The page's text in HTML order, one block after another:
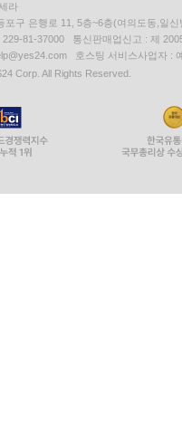
라
포구 은행로 11, 5층~6층(여의도동,일신
229-81-37000 통신판매업신고 : 제
호스팅 서비스사업자 :
Corp. All Rights Reserved.